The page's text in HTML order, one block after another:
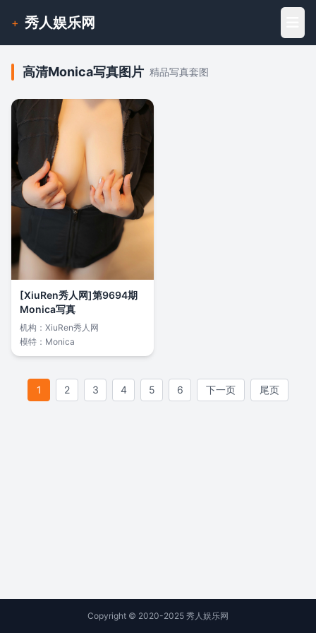
+ 秀人娱乐网
高清Monica写真图片 精品写真套图
[XiuRen秀人网]第9694期
Monica写真
机构： XiuRen秀人网
模特： Monica
1 2 3 4 5 6 下一页 尾页
Copyright © 2020-2025 秀人娱乐网